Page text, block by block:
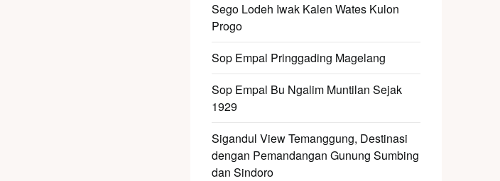
Sego Lodeh Iwak Kalen Wates Kulon
Progo
Sop Empal Pringgading Magelang
Sop Empal Bu Ngalim Muntilan Sejak
1929
Sigandul View Temanggung, Destinasi
dengan Pemandangan Gunung Sumbing
dan Sindoro